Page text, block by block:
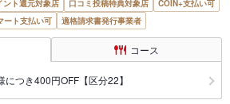
ント還元対象店 口コミ投稿特典対象店
COIN+支払い可
ート支払い可 適格請求書発行事業者
コース
つき400円OFF【区分22】